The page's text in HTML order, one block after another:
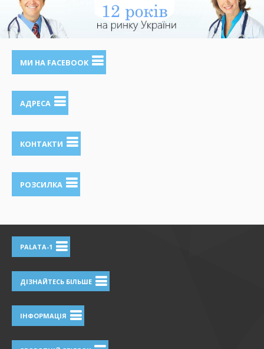
МИ НА FACEBOOK
АДРЕСА
КОНТАКТИ
РОЗСИЛКА
PALATA-1
ДІЗНАЙТЕСЬ БІЛЬШЕ
ІНФОРМАЦІЯ